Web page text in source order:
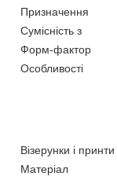
Призначення
Сумісність з
Форм-фактор
Особливості
Візерунки і принти
Матеріал